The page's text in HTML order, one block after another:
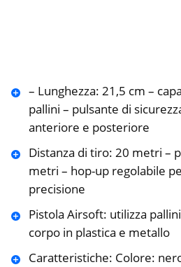
– Lunghezza: 21,5 cm –
pallini – pulsante di
anteriore e posteriore
Distanza di tiro: 20 metri –
metri – hop-up regolabile
precisione
Pistola Airsoft: utilizza
corpo in plastica e metallo
Caratteristiche: Colore: